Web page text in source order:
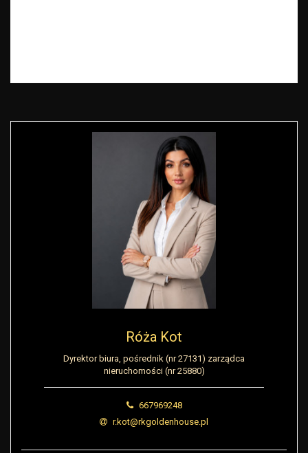
Róża Kot
Dyrektor biura, pośrednik (nr 27131) zarządca
nieruchomości (nr 25880)
667969248
r.kot@rkgoldenhouse.pl